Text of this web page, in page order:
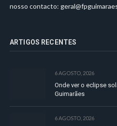
nosso contacto:
ARTIGOS RECENTES
6 AGOSTO, 2026
Onde ver o eclipse
Guimarães
6 AGOSTO, 2026